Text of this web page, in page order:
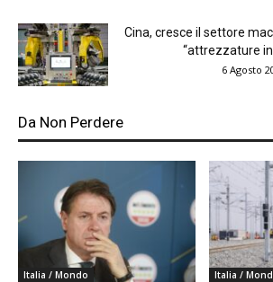
Cina, cresce il settore
“attrezzature
6 Agosto
Da Non Perdere
Italia / Mondo Italia /